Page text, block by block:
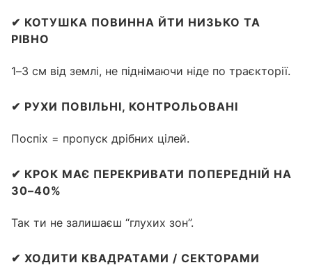
✔ КОТУШКА ПОВИННА ЙТИ НИЗЬКО ТА
РІВНО
1–3 см від землі, не піднімаючи ніде по траєкторії.
✔ РУХИ ПОВІЛЬНІ, КОНТРОЛЬОВАНІ
Поспіх = пропуск дрібних цілей.
✔ КРОК МАЄ ПЕРЕКРИВАТИ ПОПЕРЕДНІЙ НА
30–40%
Так ти не залишаєш “глухих зон”.
✔ ХОДИТИ КВАДРАТАМИ / СЕКТОРАМИ